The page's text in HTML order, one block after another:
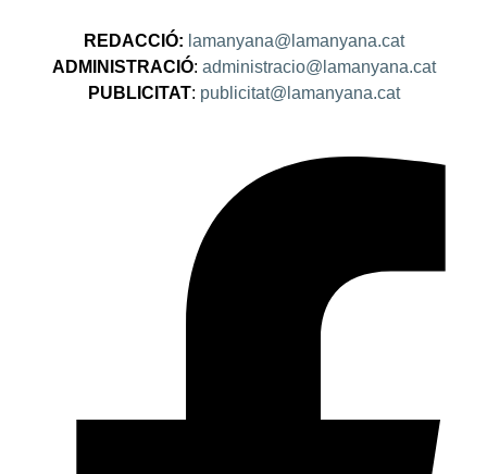
REDACCIÓ: lamanyana@lamanyana.cat
ADMINISTRACIÓ: administracio@lamanyana.cat
PUBLICITAT: publicitat@lamanyana.cat